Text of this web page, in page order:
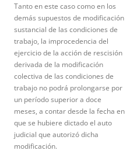
Tanto en este caso como en los
demás supuestos de modificación
sustancial de las condiciones de
trabajo, la improcedencia del
ejercicio de la acción de rescisión
derivada de la modificación
colectiva de las condiciones de
trabajo no podrá prolongarse por
un período superior a doce
meses, a contar desde la fecha en
que se hubiere dictado el auto
judicial que autorizó dicha
modificación.